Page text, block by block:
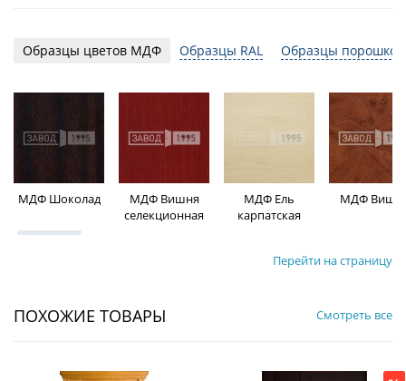
Образцы цветов МДФ Образцы RAL Образцы
МДФ Шоколад
МДФ Вишня
селекционная
МДФ Ель
карпатская
МДФ
Перейти на страницу
ПОХОЖИЕ ТОВАРЫ Смотреть все